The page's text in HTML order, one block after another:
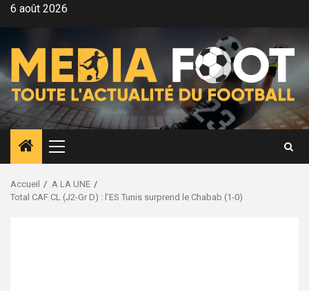
Aller6 août 2026
Menu
principal
Accueil
A LA UNE
Total CAF CL (J2-Gr D) : l’ES Tunis surprend le Chabab (1-0)